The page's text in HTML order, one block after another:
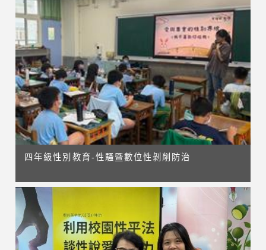
四年級性別教育-性騷暨數位性剝削防治